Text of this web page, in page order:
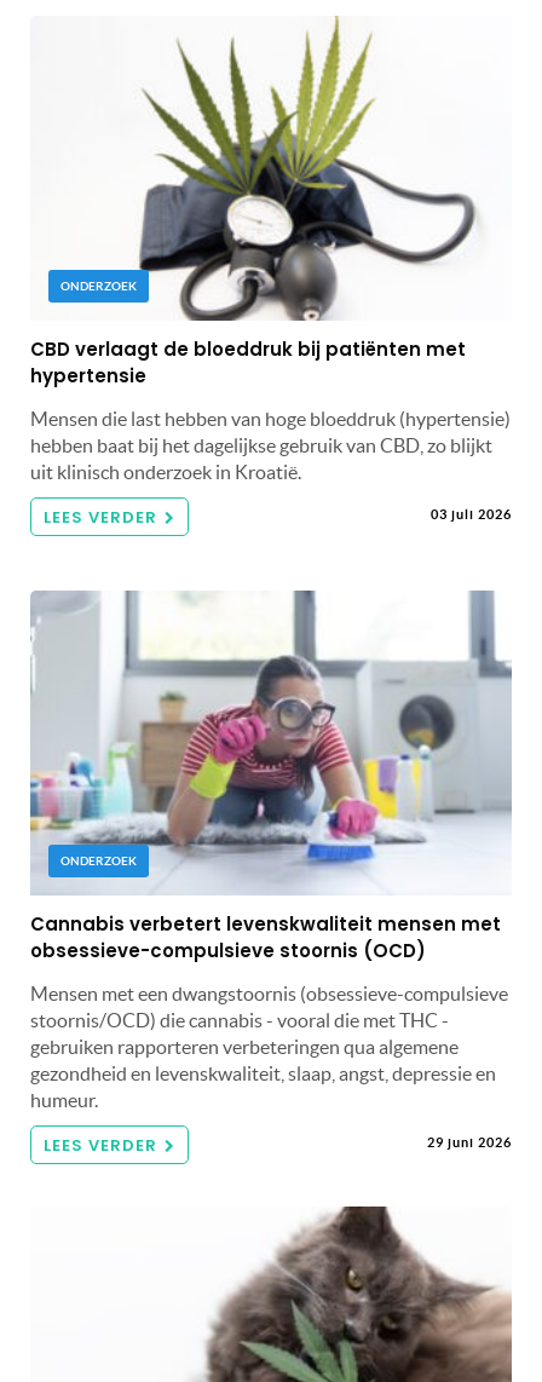
ONDERZOEK
CBD verlaagt de bloeddruk bij patiënten met
hypertensie
Mensen die last hebben van hoge bloeddruk (hypertensie)
hebben baat bij het dagelijkse gebruik van CBD, zo blijkt
uit klinisch onderzoek in Kroatië.
LEES VERDER 03 juli 2026
ONDERZOEK
Cannabis verbetert levenskwaliteit mensen met
obsessieve-compulsieve stoornis (OCD)
Mensen met een dwangstoornis (obsessieve-compulsieve
stoornis/OCD) die cannabis - vooral die met THC -
gebruiken rapporteren verbeteringen qua algemene
gezondheid en levenskwaliteit, slaap, angst, depressie en
humeur.
LEES VERDER 29 juni 2026